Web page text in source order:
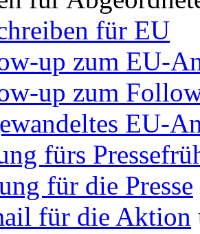
für EU
up zum EU-
up zum
EU-
fürs
für die Presse
für die Aktion